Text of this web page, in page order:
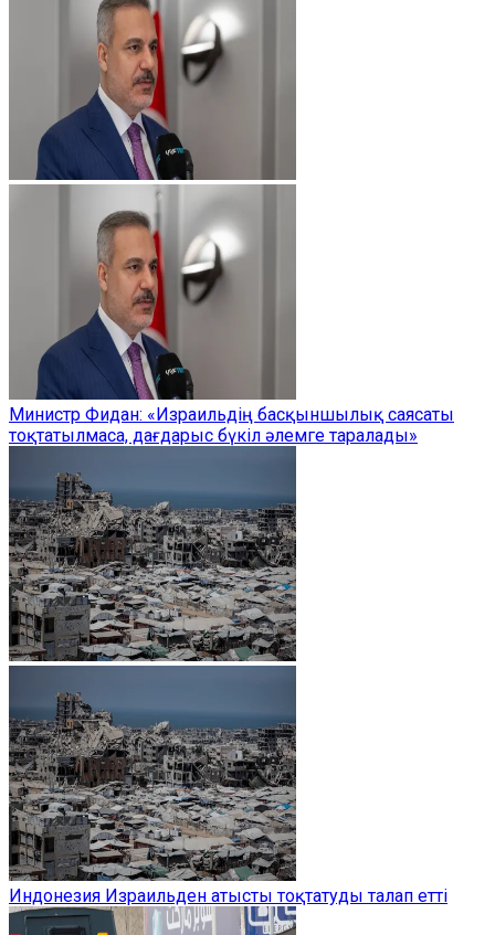
Министр Фидан: «Израильдің басқыншылық саясаты
тоқтатылмаса, дағдарыс бүкіл әлемге таралады»
Индонезия Израильден атысты тоқтатуды талап етті